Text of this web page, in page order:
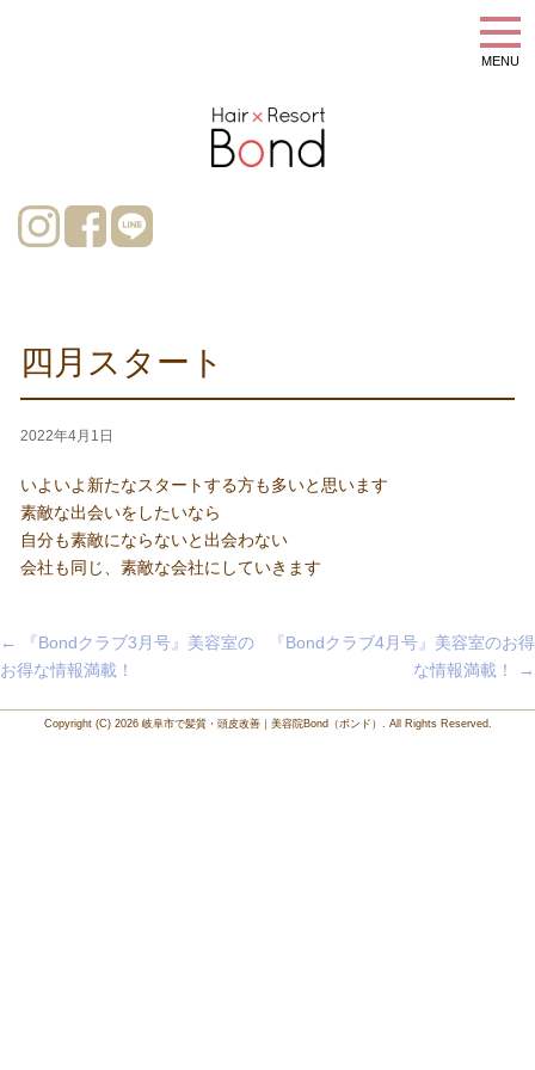
MENU
四月スタート
2022年4月1日
いよいよ新たなスタートする方も多いと思います
素敵な出会いをしたいなら
自分も素敵にならないと出会わない
会社も同じ、素敵な会社にしていきます
Post
navigation
←
『Bondクラブ3月号』美容室の
お得な情報満載！
『Bondクラブ4月号』美容室のお得
な情報満載！
→
Copyright (C) 2026 岐阜市で髪質・頭皮改善｜美容院Bond（ボンド）. All Rights Reserved.